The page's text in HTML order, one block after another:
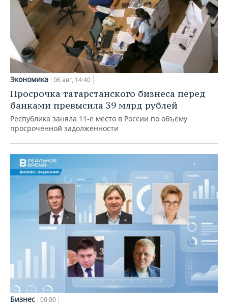
Экономика 06 авг, 14:40
Просрочка татарстанского бизнеса перед
банками превысила 39 млрд рублей
Республика заняла 11-е место в России по объему
просроченной задолженности
Бизнес 00:00